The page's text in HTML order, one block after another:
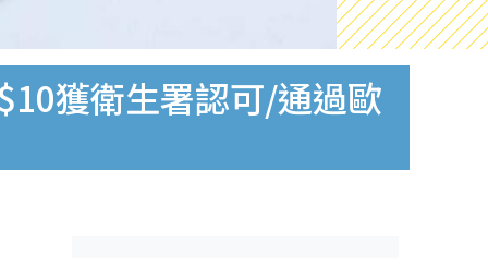
獲衛生署認可/通過歐